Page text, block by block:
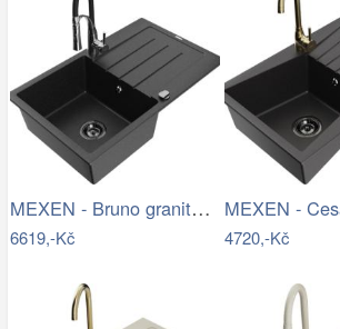
MEXEN - Bruno granitový dřez s…
6619,-Kč 4720,-Kč